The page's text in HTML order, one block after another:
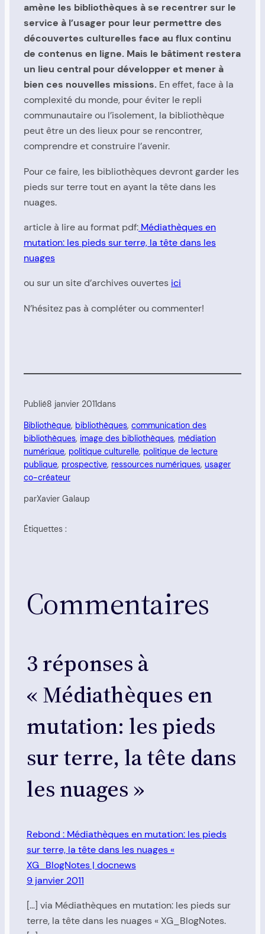
amène les bibliothèques à se recentrer sur le
service à l’usager pour leur permettre des
découvertes culturelles face au flux continu
de contenus en ligne. Mais le bâtiment restera
un lieu central pour développer et mener à
bien ces nouvelles missions. En effet, face à la
complexité du monde, pour éviter le repli
communautaire ou l’isolement, la bibliothèque
peut être un des lieux pour se rencontrer,
comprendre et construire l’avenir.
Pour ce faire, les bibliothèques devront garder les
pieds sur terre tout en ayant la tête dans les
nuages.
article à lire au format pdf: Médiathèques en
mutation: les pieds sur terre, la tête dans les
nuages
ou sur un site d’archives ouvertes ici
N’hésitez pas à compléter ou commenter!
Publié8 janvier 2011dans
Bibliothèque, bibliothèques, communication des
bibliothèques, image des bibliothèques, médiation
numérique, politique culturelle, politique de lecture
publique, prospective, ressources numériques, usager
co-créateur
parXavier Galaup
Étiquettes :
Commentaires
3 réponses à
« Médiathèques en
mutation: les pieds
sur terre, la tête dans
les nuages »
Rebond : Médiathèques en mutation: les pieds
sur terre, la tête dans les nuages «
XG_BlogNotes | docnews
9 janvier 2011
[…] via Médiathèques en mutation: les pieds sur
terre, la tête dans les nuages « XG_BlogNotes.